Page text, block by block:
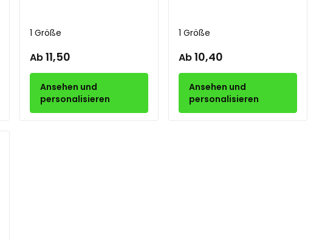
1 Größe
Ab11,50
Ansehen und
personalisieren
1 Größe
Ab10,40
Ansehen und
personalisieren